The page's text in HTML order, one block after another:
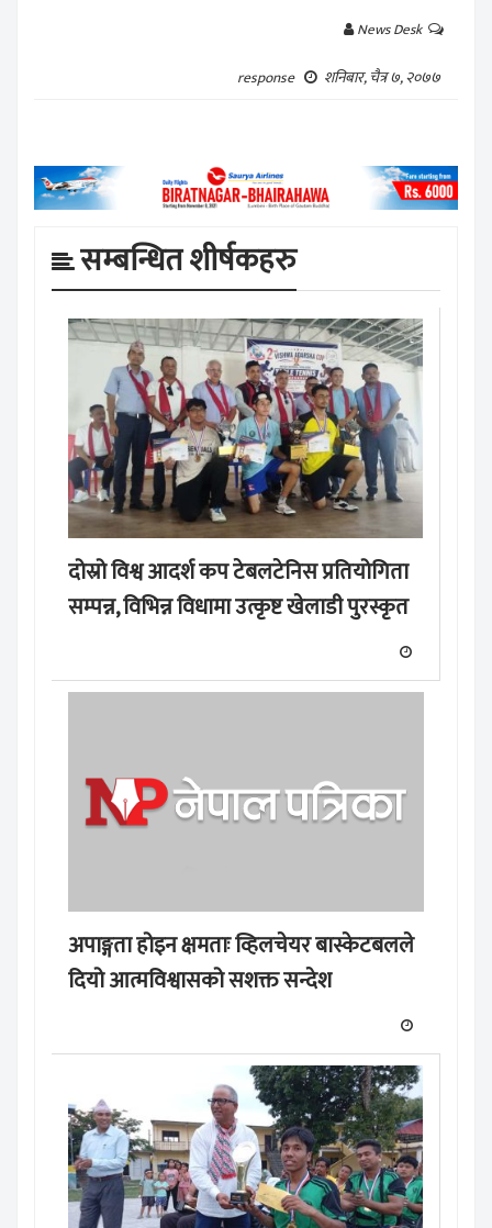
News Desk
response
शनिबार, चैत्र ७, २०७७
सम्बन्धित शीर्षकहरु
दोस्रो विश्व आदर्श कप टेबलटेनिस प्रतियोगिता
सम्पन्न, विभिन्न विधामा उत्कृष्ट खेलाडी पुरस्कृत
अपाङ्गता होइन क्षमताः व्हिलचेयर बास्केटबलले
दियो आत्मविश्वासको सशक्त सन्देश